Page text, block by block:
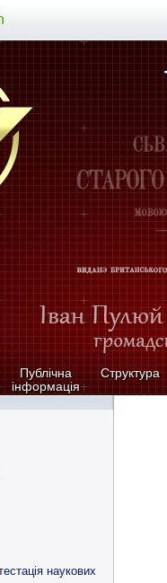
Публічна
інформація
Структура
наукових